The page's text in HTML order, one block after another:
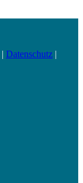
| Datenschutz |